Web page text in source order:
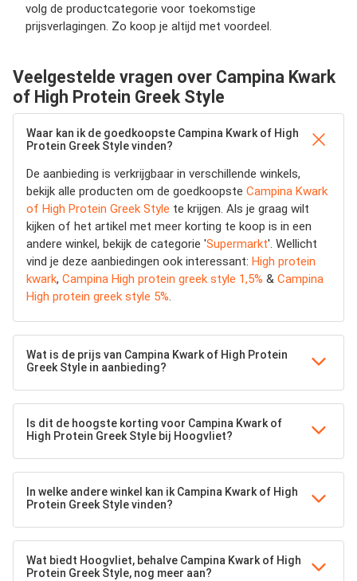
volg de productcategorie voor toekomstige
prijsverlagingen. Zo koop je altijd met voordeel.
Veelgestelde vragen over Campina Kwark
of High Protein Greek Style
Waar kan ik de goedkoopste Campina Kwark of High
Protein Greek Style vinden?
De aanbieding is verkrijgbaar in verschillende winkels,
bekijk alle producten om de goedkoopste Campina Kwark
of High Protein Greek Style te krijgen. Als je graag wilt
kijken of het artikel met meer korting te koop is in een
andere winkel, bekijk de categorie 'Supermarkt'. Wellicht
vind je deze aanbiedingen ook interessant: High protein
kwark, Campina High protein greek style 1,5% & Campina
High protein greek style 5%.
Wat is de prijs van Campina Kwark of High Protein
Greek Style in aanbieding?
Is dit de hoogste korting voor Campina Kwark of
High Protein Greek Style bij Hoogvliet?
In welke andere winkel kan ik Campina Kwark of High
Protein Greek Style vinden?
Wat biedt Hoogvliet, behalve Campina Kwark of High
Protein Greek Style, nog meer aan?